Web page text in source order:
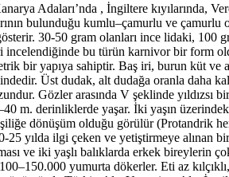
Adaları’nda , İngiltere kıyılarında,
bulunduğu kumlu–çamurlu ve çamurlu
30-50 gram olanları ince lidaki, 100
incelendiğinde bu türün karnivor bir form
bir yapıya sahiptir. Baş iri, burun küt
Üst dudak, alt dudağa oranla daha
Gözler arasında V şeklinde yıldızsı
m. derinliklerde yaşar. İki yaşın
dönüşüm olduğu görülür (Protandrik
yılda ilgi çeken ve yetiştirmeye alınan
ve iki yaşlı balıklarda erkek bireylerin
yumurta dökerler. Eti az